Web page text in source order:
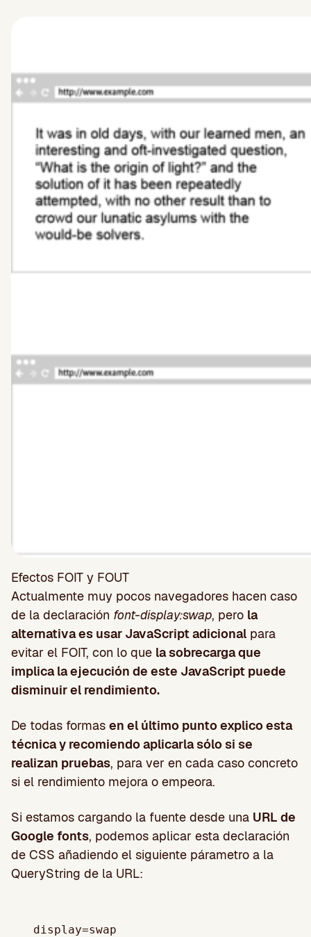
Efectos FOIT y FOUT
Actualmente muy pocos navegadores hacen caso
de la declaración font-display:swap, pero la
alternativa es usar JavaScript adicional para
evitar el FOIT, con lo que la sobrecarga que
implica la ejecución de este JavaScript puede
disminuir el rendimiento.
De todas formas en el último punto explico esta
técnica y recomiendo aplicarla sólo si se
realizan pruebas, para ver en cada caso concreto
si el rendimiento mejora o empeora.
Si estamos cargando la fuente desde una URL de
Google fonts, podemos aplicar esta declaración
de CSS añadiendo el siguiente párametro a la
QueryString de la URL: